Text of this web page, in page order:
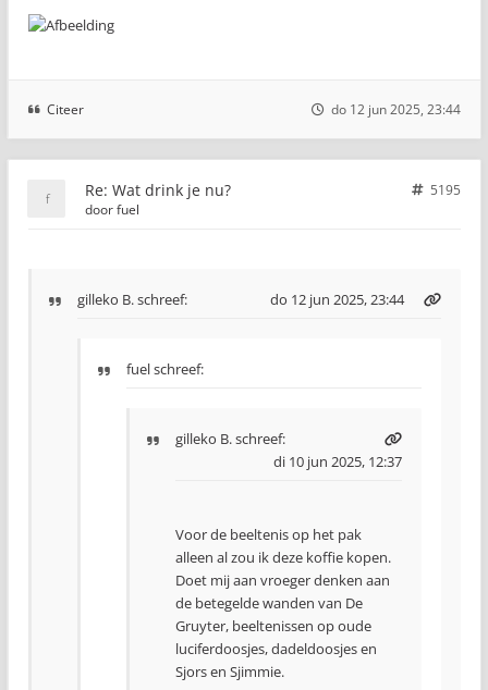
Citeer do 12 jun 2025, 23:44
Re: Wat drink je nu?
5195
doorfuel
gilleko B.schreef: do 12 jun 2025, 23:44
fuel schreef:
gilleko B.schreef:
di 10 jun 2025, 12:37
Voor de beeltenis op het pak
alleen al zou ik deze koffie kopen.
Doet mij aan vroeger denken aan
de betegelde wanden van De
Gruyter, beeltenissen op oude
luciferdoosjes, dadeldoosjes en
Sjors en Sjimmie.